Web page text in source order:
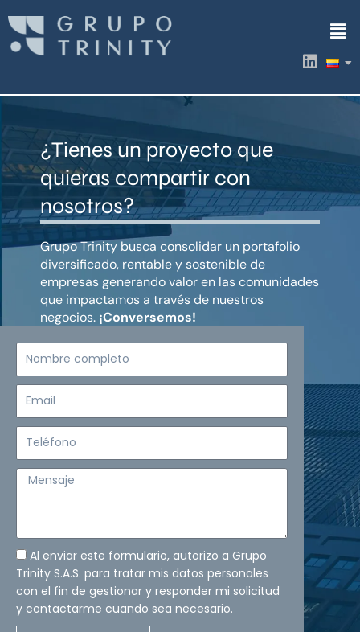
contenido
L
i
k
i
¿Tienes un proyecto que
quieras compartir con
nosotros?
Grupo Trinity busca consolidar un portafolio
diversificado, rentable y sostenible de
empresas generando valor en las comunidades
que impactamos a través de nuestros
negocios. ¡Conversemos!
Mensaje
Al enviar este formulario, autorizo a Grupo
Trinity S.A.S. para tratar mis datos personales
con el fin de gestionar y responder mi solicitud
y contactarme cuando sea necesario.